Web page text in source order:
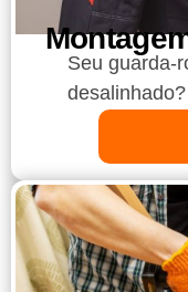
Seu guarda-